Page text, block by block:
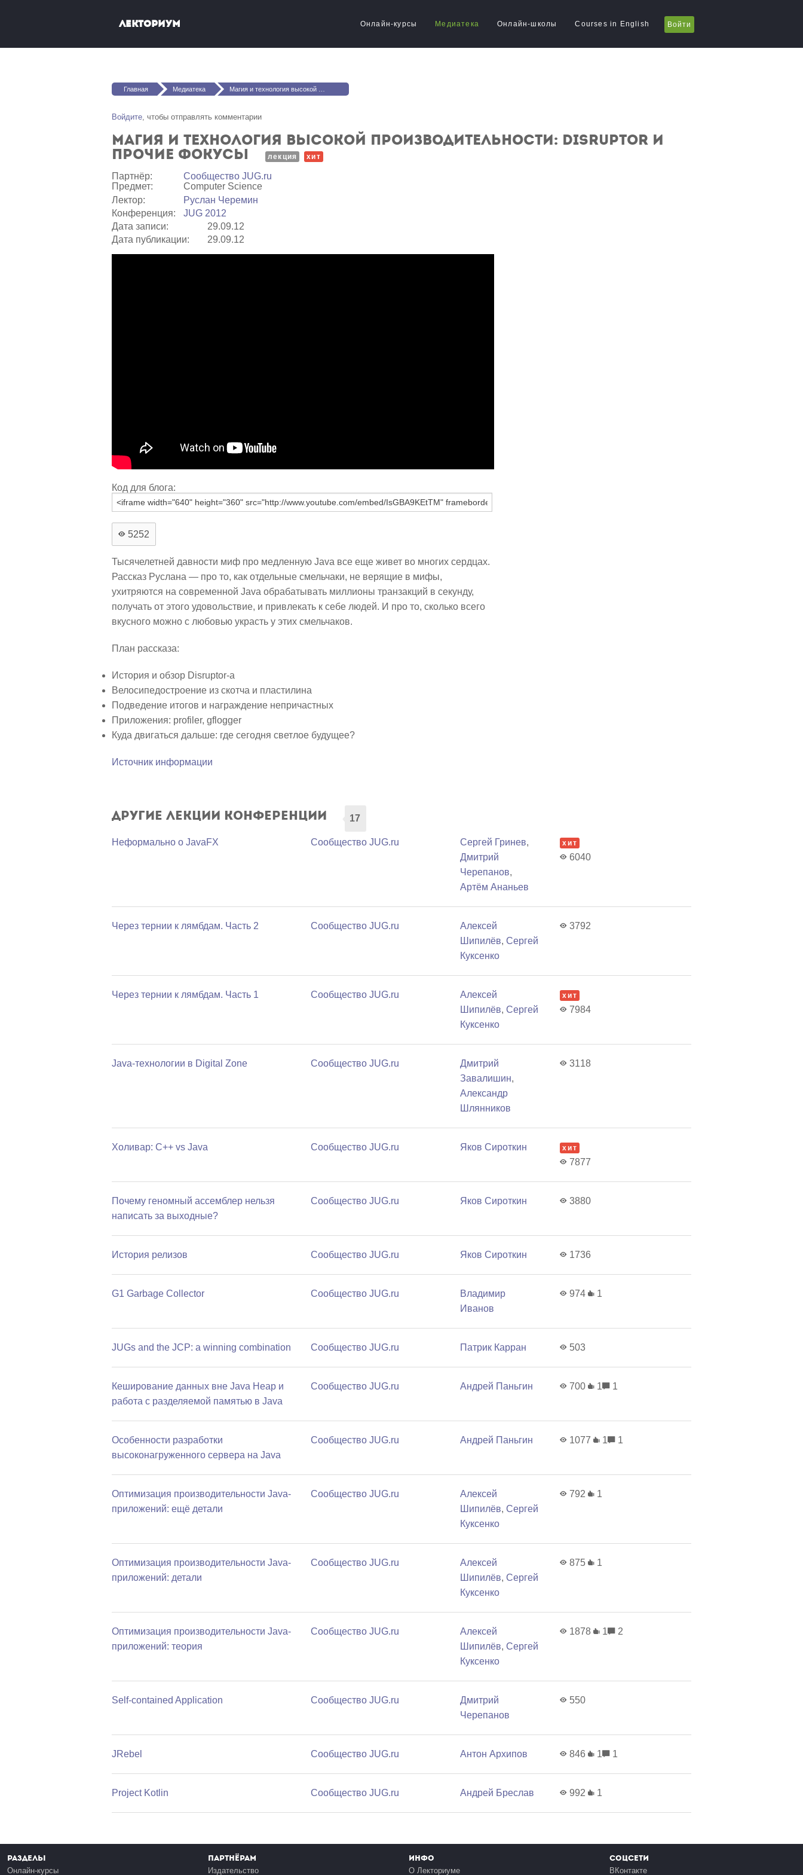
Лекториум Онлайн-курсы Медиатека Онлайн-школы Courses in English Войти
Вы здесь
Главная Медиатека Магия и технология высокой производительности: Disruptor и прочие фокусы
Войдите, чтобы отправлять комментарии
Магия и технология высокой производительности: Disruptor и
прочие фокусы
лекция хит
Партнёр:
Сообщество JUG.ru
Предмет:
Computer Science
Лектор:
Руслан Черемин
Конференция:
JUG 2012
Дата записи:
29.09.12
Дата публикации:
29.09.12
Код для блога:
5252
Тысячелетней давности миф про медленную Java все еще живет во многих сердцах.
Рассказ Руслана — про то, как отдельные смельчаки, не верящие в мифы,
ухитряются на современной Java обрабатывать миллионы транзакций в секунду,
получать от этого удовольствие, и привлекать к себе людей. И про то, сколько всего
вкусного можно с любовью украсть у этих смельчаков.
План рассказа:
История и обзор Disruptor-а
Велосипедостроение из скотча и пластилина
Подведение итогов и награждение непричастных
Приложения: profiler, gflogger
Куда двигаться дальше: где сегодня светлое будущее?
Источник информации
Другие лекции конференции 17
Неформально о JavaFX Сообщество JUG.ru Сергей Гринев,
Дмитрий
Черепанов,
Артём Ананьев
хит
6040
Через тернии к лямбдам. Часть 2 Сообщество JUG.ru
Алексей
Шипилёв,Сергей
Куксенко
3792
Через тернии к лямбдам. Часть 1 Сообщество JUG.ru
Алексей
Шипилёв,Сергей
Куксенко
хит
7984
Java-технологии в Digital Zone Сообщество JUG.ru
Дмитрий
Завалишин,
Александр
Шлянников
3118
Холивар: С++ vs Java Сообщество JUG.ru Яков Сироткин хит
7877
Почему геномный ассемблер нельзя
написать за выходные?
Сообщество JUG.ru Яков Сироткин 3880
История релизов Сообщество JUG.ru Яков Сироткин 1736
G1 Garbage Collector Сообщество JUG.ru
Владимир
Иванов
974 1
JUGs and the JCP: a winning combination Сообщество JUG.ru Патрик Карран 503
Кеширование данных вне Java Heap и
работа с разделяемой памятью в Java
Сообщество JUG.ru Андрей Паньгин 700 1 1
Особенности разработки
высоконагруженного сервера на Java
Сообщество JUG.ru Андрей Паньгин 1077 1 1
Оптимизация производительности Java-
приложений: ещё детали
Сообщество JUG.ru
Алексей
Шипилёв,Сергей
Куксенко
792 1
Оптимизация производительности Java-
приложений: детали
Сообщество JUG.ru
Алексей
Шипилёв,Сергей
Куксенко
875 1
Оптимизация производительности Java-
приложений: теория
Сообщество JUG.ru
Алексей
Шипилёв,Сергей
Куксенко
1878 1 2
Self-contained Application Сообщество JUG.ru
Дмитрий
Черепанов
550
JRebel Сообщество JUG.ru Антон Архипов 846 1 1
Project Kotlin Сообщество JUG.ru Андрей Бреслав 992 1
Разделы
Онлайн-курсы
Партнёрам
Издательство
Инфо
О Лекториуме
Соцсети
ВКонтакте